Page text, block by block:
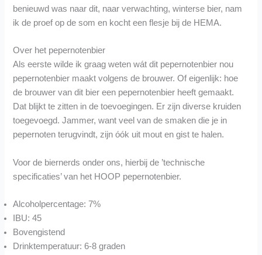
benieuwd was naar dit, naar verwachting, winterse bier, nam
ik de proef op de som en kocht een flesje bij de HEMA.
Over het pepernotenbier
Als eerste wilde ik graag weten wát dit pepernotenbier nou
pepernotenbier maakt volgens de brouwer. Of eigenlijk: hoe
de brouwer van dit bier een pepernotenbier heeft gemaakt.
Dat blijkt te zitten in de toevoegingen. Er zijn diverse kruiden
toegevoegd. Jammer, want veel van de smaken die je in
pepernoten terugvindt, zijn óók uit mout en gist te halen.
Voor de biernerds onder ons, hierbij de ’technische
specificaties’ van het HOOP pepernotenbier.
Alcoholpercentage: 7%
IBU: 45
Bovengistend
Drinktemperatuur: 6-8 graden